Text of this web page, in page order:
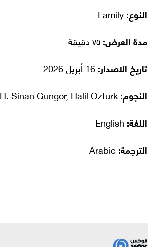
النوع:
مدة العرض:
تاريخ الاصدار:
النجوم:
اللغة:
الترجمة: